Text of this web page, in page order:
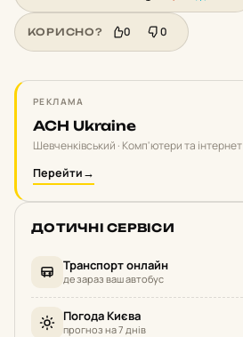
КОРИСНО? 0 0
РЕКЛАМА
ACH Ukraine
Шевченківський · Комп'ютери та інтернет
Перейти→
ДОТИЧНІ СЕРВІСИ
Транспорт онлайн
де зараз ваш автобус
Погода Києва
прогноз на 7 днів